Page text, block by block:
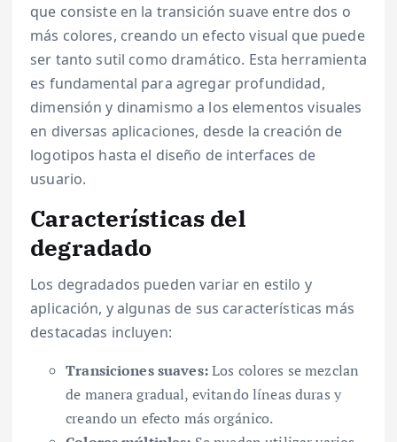
que consiste en la transición suave entre dos o
más colores, creando un efecto visual que puede
ser tanto sutil como dramático. Esta herramienta
es fundamental para agregar profundidad,
dimensión y dinamismo a los elementos visuales
en diversas aplicaciones, desde la creación de
logotipos hasta el diseño de interfaces de
usuario.
Características del
degradado
Los degradados pueden variar en estilo y
aplicación, y algunas de sus características más
destacadas incluyen:
Transiciones suaves:Los colores se mezclan
de manera gradual, evitando líneas duras y
creando un efecto más orgánico.